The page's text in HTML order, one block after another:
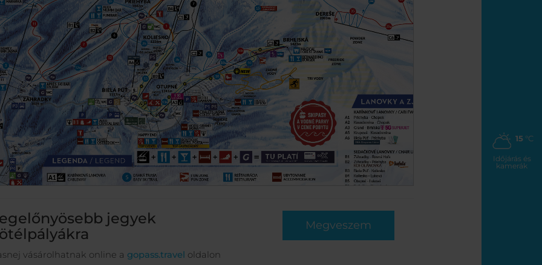
15 °C
Időjárás és
kamerák
jegyek
vásárolhatnak online a gopass.travel oldalon
Megveszem